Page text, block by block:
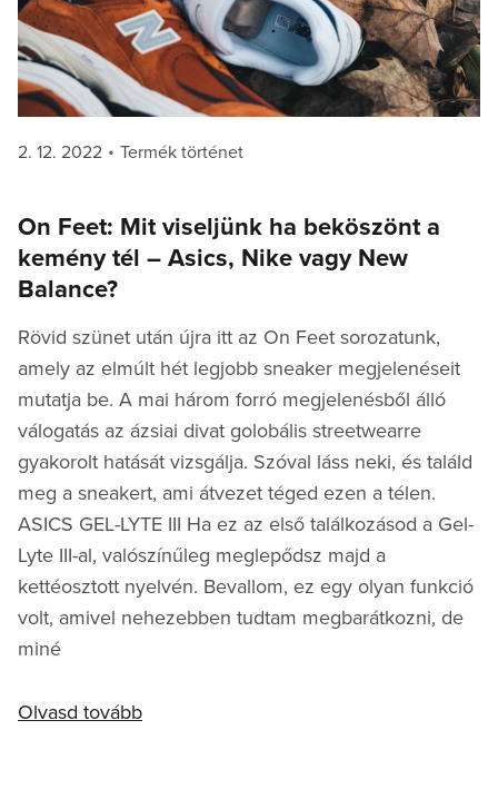
Posted
2. 12. 2022 Categories
Termék történet
On Feet: Mit viseljünk ha beköszönt a
kemény tél – Asics, Nike vagy New
Balance?
Rövid szünet után újra itt az On Feet sorozatunk,
amely az elmúlt hét legjobb sneaker megjelenéseit
mutatja be. A mai három forró megjelenésből álló
válogatás az ázsiai divat golobális streetwearre
gyakorolt hatását vizsgálja. Szóval láss neki, és találd
meg a sneakert, ami átvezet téged ezen a télen.
ASICS GEL-LYTE III Ha ez az első találkozásod a Gel-
Lyte III-al, valószínűleg meglepődsz majd a
kettéosztott nyelvén. Bevallom, ez egy olyan funkció
volt, amivel nehezebben tudtam megbarátkozni, de
miné
Olvasd tovább